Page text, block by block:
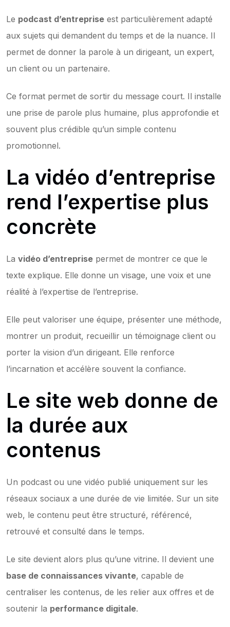
Le podcast d’entreprise est particulièrement adapté
aux sujets qui demandent du temps et de la nuance. Il
permet de donner la parole à un dirigeant, un expert,
un client ou un partenaire.
Ce format permet de sortir du message court. Il installe
une prise de parole plus humaine, plus approfondie et
souvent plus crédible qu’un simple contenu
promotionnel.
La vidéo d’entreprise
rend l’expertise plus
concrète
La vidéo d’entreprise permet de montrer ce que le
texte explique. Elle donne un visage, une voix et une
réalité à l’expertise de l’entreprise.
Elle peut valoriser une équipe, présenter une méthode,
montrer un produit, recueillir un témoignage client ou
porter la vision d’un dirigeant. Elle renforce
l’incarnation et accélère souvent la confiance.
Le site web donne de
la durée aux
contenus
Un podcast ou une vidéo publié uniquement sur les
réseaux sociaux a une durée de vie limitée. Sur un site
web, le contenu peut être structuré, référencé,
retrouvé et consulté dans le temps.
base de connaissances vivante, capable de
centraliser les contenus, de les relier aux offres et de
soutenir la performance digitale.